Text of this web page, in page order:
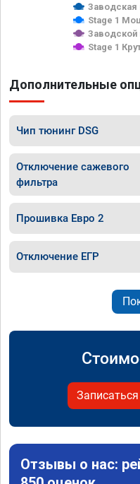
Stage 1
Stage 1
Дополнительные
Чип тюнинг DSG
Отключение сажевого
фильтра
Прошивка Евро 2
Отключение ЕГР
Записаться
Отзывы о нас: